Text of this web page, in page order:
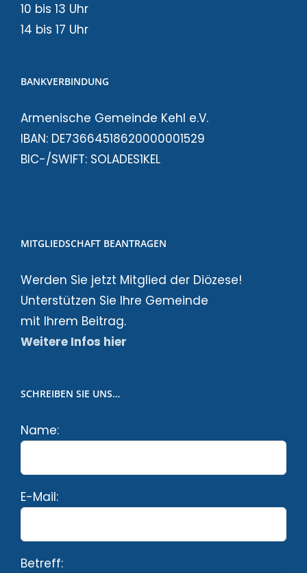
10 bis 13 Uhr
14 bis 17 Uhr
BANKVERBINDUNG
Armenische Gemeinde Kehl e.V.
IBAN: DE73664518620000001529
BIC-/SWIFT: SOLADES1KEL
MITGLIEDSCHAFT BEANTRAGEN
Werden Sie jetzt Mitglied der Diözese!
Unterstützen Sie Ihre Gemeinde
mit Ihrem Beitrag.
Weitere Infos hier
SCHREIBEN SIE UNS…
Name:
E-Mail:
Betreff: